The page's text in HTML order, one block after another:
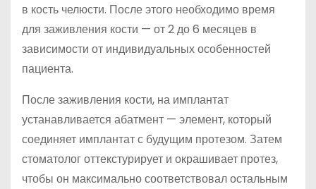
в кость челюсти. После этого необходимо время
для заживления кости — от 2 до 6 месяцев в
зависимости от индивидуальных особенностей
пациента.
После заживления кости, на имплантат
устанавливается абатмент — элемент, который
соединяет имплантат с будущим протезом. Затем
стоматолог оттекстурирует и окрашивает протез,
чтобы он максимально соответствовал остальным